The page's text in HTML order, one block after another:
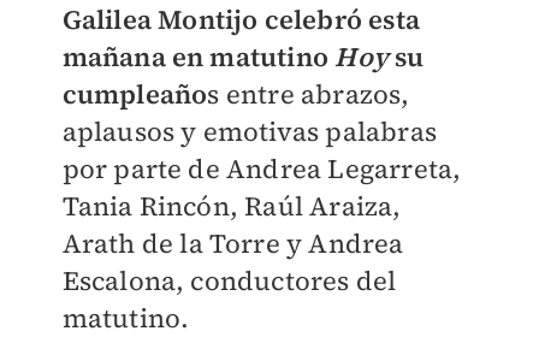
Galilea Montijo celebró esta
mañana en matutino Hoysu
cumpleaños entre abrazos,
aplausos y emotivas palabras
por parte de Andrea Legarreta,
Tania Rincón, Raúl Araiza,
Arath de la Torre y Andrea
Escalona, conductores del
matutino.